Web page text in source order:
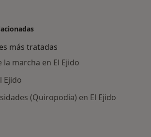
más tratadas
marcha en El Ejido
Ejido
(Quiropodia) en El Ejido